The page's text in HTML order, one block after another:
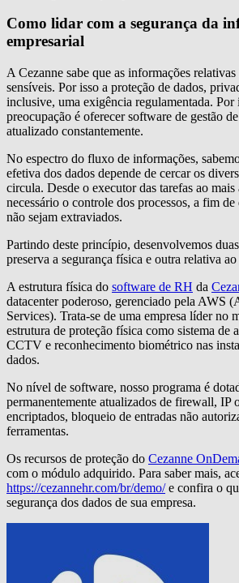
Como lidar com a segurança da
empresarial
A Cezanne sabe que as informações relativas
sensíveis. Por isso a proteção de dados,
inclusive, uma exigência regulamentada. Por
preocupação é oferecer software de gestão
atualizado constantemente.
No espectro do fluxo de informações,
efetiva dos dados depende de cercar os
circula. Desde o executor das tarefas ao
necessário o controle dos processos, a fim
não sejam extraviados.
Partindo deste princípio, desenvolvemos
preserva a segurança física e outra relativa
A estrutura física do software de RH da
datacenter poderoso, gerenciado pela AWS
Services). Trata-se de uma empresa líder no
estrutura de proteção física como sistema de
CCTV e reconhecimento biométrico nas
dados.
No nível de software, nosso programa é
permanentemente atualizados de firewall, IP
encriptados, bloqueio de entradas não
ferramentas.
Os recursos de proteção do Cezanne
com o módulo adquirido. Para saber mais,
https://cezannehr.com/br/demo/ e confira o
segurança dos dados de sua empresa.